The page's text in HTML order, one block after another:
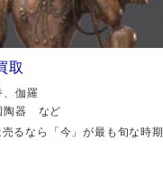
取
、伽羅
陶器 など
るなら「今」が最も旬な時期